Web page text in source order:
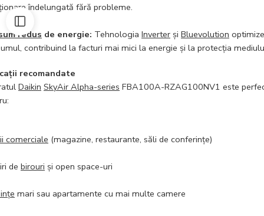
îndelungată fără probleme.
redus de energie: Tehnologia Inverter și Bluevolution
contribuind la facturi mai mici la energie și la protecția
recomandate
Daikin SkyAir Alpha-series FBA100A-RZAG100NV1 este
comerciale (magazine, restaurante, săli de conferințe)
de birouri și open space-uri
mari sau apartamente cu mai multe camere